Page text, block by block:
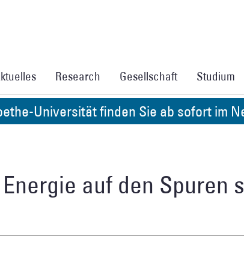
Research Gesellschaft Studium
Universität finden Sie ab sofort im
auf den Spuren